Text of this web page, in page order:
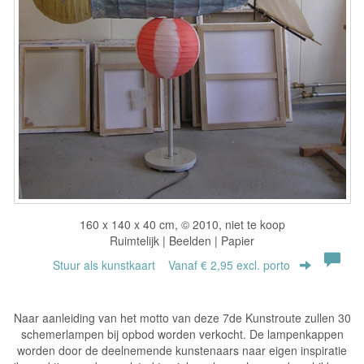
160 x 140 x 40 cm, © 2010, niet te koop
Ruimtelijk | Beelden | Papier
Stuur als kunstkaart Vanaf € 2,95 excl. porto
Naar aanleiding van het motto van deze 7de Kunstroute zullen 30
schemerlampen bij opbod worden verkocht. De lampenkappen
worden door de deelnemende kunstenaars naar eigen inspiratie